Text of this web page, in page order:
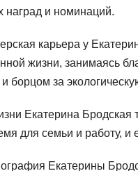
наград и номинаций.
карьера у
жизни, занимаясь
борцом за
Екатерина
для семьи и работу, и
Екатерины